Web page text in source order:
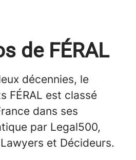
de FÉRAL
décennies, le
FÉRAL est classé
dans ses
par Legal500,
et Décideurs.